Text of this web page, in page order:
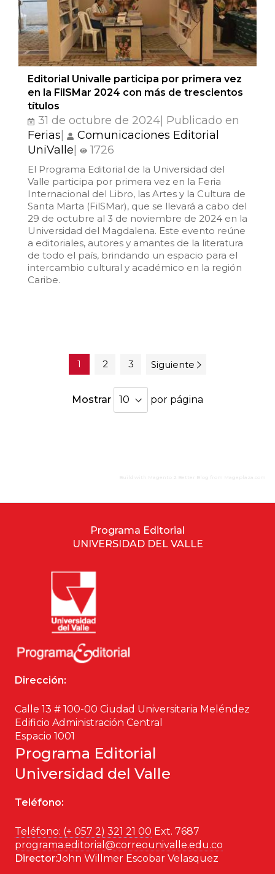
Editorial Univalle participa por primera vez
en la FilSMar 2024 con más de trescientos
títulos
31 de octubre de 2024| Publicado en
Ferias
Comunicaciones Editorial
UniValle
1726
El Programa Editorial de la Universidad del
Valle participa por primera vez en la Feria
Internacional del Libro, las Artes y la Cultura de
Santa Marta (FilSMar), que se llevará a cabo del
29 de octubre al 3 de noviembre de 2024 en la
Universidad del Magdalena. Este evento reúne
a editoriales, autores y amantes de la literatura
de todo el país, brindando un espacio para el
intercambio cultural y académico en la región
Caribe.
1 2 3 Siguiente
Mostrar por página
Programa Editorial
UNIVERSIDAD DEL VALLE
Dirección:
Calle 13 # 100-00 Ciudad Universitaria Meléndez
Edificio Administración Central
Espacio 1001
Programa Editorial
Universidad del Valle
Teléfono:
Teléfono: (+ 057 2) 321 21 00 Ext. 7687
programa.editorial@correounivalle.edu.co
Director:John Willmer Escobar Velasquez